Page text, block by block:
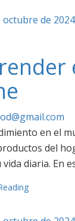
octubre de 2024
en el
del
diaria. En